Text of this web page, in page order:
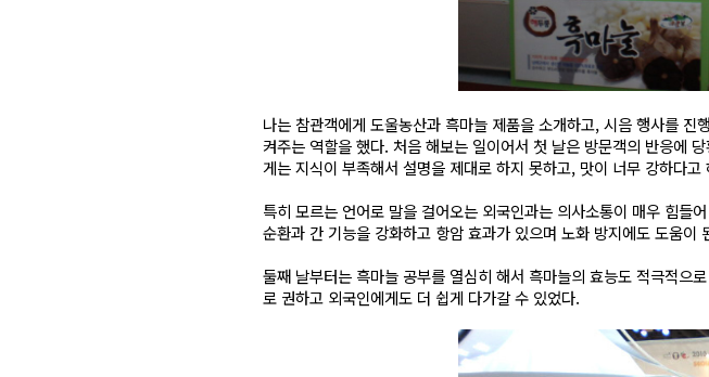
나는 참관객에게 도울농산과 흑마늘 제품을 소개하고, 시음 행사를
켜주는 역할을 했다. 처음 해보는 일이어서 첫 날은 방문객의 반응에
게는 지식이 부족해서 설명을 제대로 하지 못하고, 맛이 너무 강하다
특히 모르는 언어로 말을 걸어오는 외국인과는 의사소통이 매우 힘들
순환과 간 기능을 강화하고 항암 효과가 있으며 노화 방지에도 도움이
둘째 날부터는 흑마늘 공부를 열심히 해서 흑마늘의 효능도 적극적으
로 권하고 외국인에게도 더 쉽게 다가갈 수 있었다.